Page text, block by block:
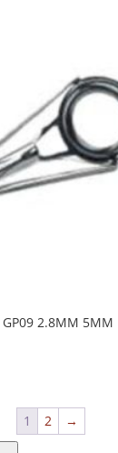
GP09 2.8MM 5MM
1 2 →